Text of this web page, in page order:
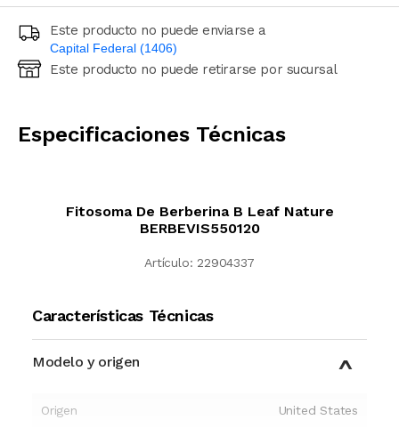
Este producto no puede enviarse a
Capital Federal (1406)
Ingresá código postal (sólo números)
Este producto no puede retirarse por sucursal
Especificaciones Técnicas
Fitosoma De Berberina B Leaf Nature
BERBEVIS550120
Artículo: 22904337
Características Técnicas
Modelo y origen
Origen United States